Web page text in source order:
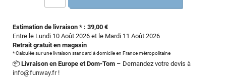
Estimation de livraison * : 39,00 €
Entre le Lundi 10 Août 2026 et le Mardi 11 Août 2026
Retrait gratuit en magasin
* Calculée sur une livraison standard à domicile en France métropolitaine
📦 Livraison en Europe et Dom-Tom – Demandez votre devis à
info@funway.fr!